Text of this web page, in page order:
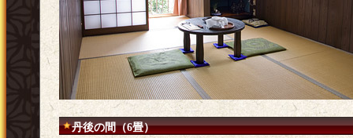
丹後の間（6畳）